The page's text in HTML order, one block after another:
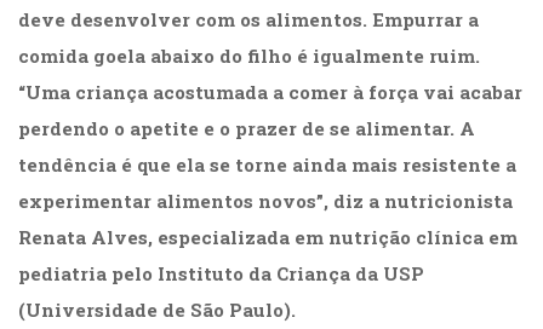
Neurolingüística)
Psicodrama
(200)
Psicologia,
Psicoterapia
(799)
Publicidade,
Propaganda
Marketing
(33)
deve desenvolver com os alimentos. Empurrar a
comida goela abaixo do filho é igualmente ruim.
“Uma criança acostumada a comer à força vai acabar
perdendo o apetite e o prazer de se alimentar. A
tendência é que ela se torne ainda mais resistente a
experimentar alimentos novos”, diz a nutricionista
Renata Alves, especializada em nutrição clínica em
pediatria pelo Instituto da Criança da USP
(Universidade de São Paulo).